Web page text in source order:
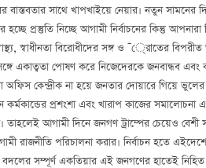
বাস্তবতার সাথে খাপখাইয়ে নেয়ার। নতুন
হচ্ছে প্রস্তুতি নিচ্ছে আগামী নির্বাচনের কিন্তু
স্বাধীনতা বিরোধীদের সঙ্গ ও ¯্রােতের
একাত্বতা পোষণ করে নিজেদেরকে জনবান্ধব
অফিস কেন্দ্রীক না হয়ে জনতার দোয়ারে গিয়ে
প্রশংশা এবং খারাপ কাজের
তাহলেই আগামী দিনে জনগণ ট্রাম্পের চেয়েও
রাজনীতি পরিচালনা করার। নির্বাচন হতে
সম্পূর্ণ একতিয়ার এই জনগণের হাতেই